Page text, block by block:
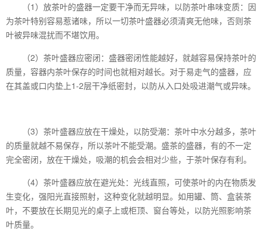
（1）放茶叶的盛器一定要干净而无异味，以防茶叶串味变质：因
为茶叶特别容易惹诸味，所以一切茶叶盛器必须清爽无他味，否则茶
叶被异味混扰而不堪饮用。
（2）茶叶盛器应密闭：盛器密闭性能越好，就越容易保持茶叶的
质量，容器内茶叶保存的时间也就相对越长。对于易走气的盛器，应
在其盖或口内垫上1-2层干净纸密封，以防从入口处吸进潮气或异味。
（3）茶叶盛器应放在干燥处，以防受潮：茶叶中水分越多，茶叶
的质量就越不易保存，所以茶叶不能受潮。盛茶的盛器，有的不一定
完全密闭，放在干燥处，吸潮的机会会相对少些，于茶叶保存有利。
（4）茶叶盛器应放在避光处：光线直照，可使茶叶的内在物质发
生变化，强阳光直接照射，这种变化就越明显。如用罐、筒、盒装茶
叶，不要放在长期见光的桌子上或柜顶、窗台等处，以防光照影响茶
叶质量。